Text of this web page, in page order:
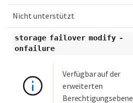
Nicht unterstützt
storage failover modify -
onfailure
Verfügbar auf der
erweiterten
Berechtigungsebene